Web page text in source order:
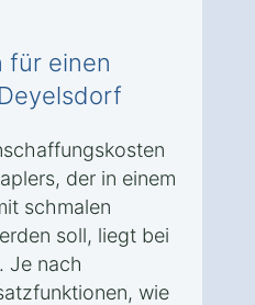
für einen
der in einem
schmalen
soll, liegt bei
Je nach
wie